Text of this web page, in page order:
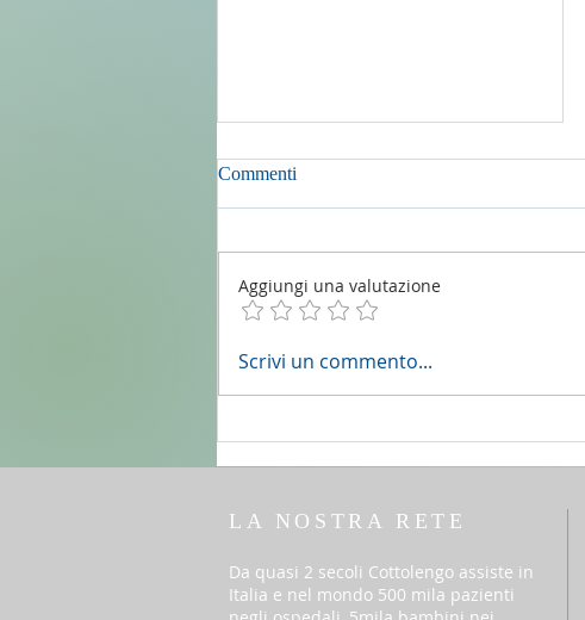
2 agosto 2026 - 18a Domenica
Commenti
Aggiungi una valutazione
Scrivi un commento...
LA NOSTRA RETE
Da quasi 2 secoli Cottolengo assiste in
Italia e nel mondo 500 mila pazienti